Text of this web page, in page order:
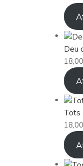
Deu
18,00
Tots
18,00